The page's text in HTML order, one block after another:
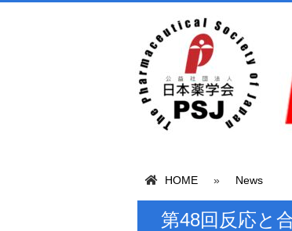
HOME » News
第48回反応と